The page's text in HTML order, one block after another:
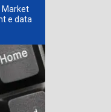
Market
e data